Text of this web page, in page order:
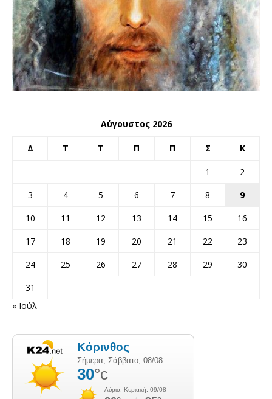
Αύγουστος 2026
Δ Τ Τ Π Π Σ Κ
1
2
3
4 5 6 7 8
9
10
11 12 13 14 15
16
17
18 19 20 21 22
23
24
25 26 27 28 29
30
31
« Ιούλ